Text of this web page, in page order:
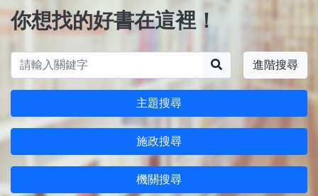
你想找的好書在這裡！
進階搜尋
主題搜尋
施政搜尋
機關搜尋